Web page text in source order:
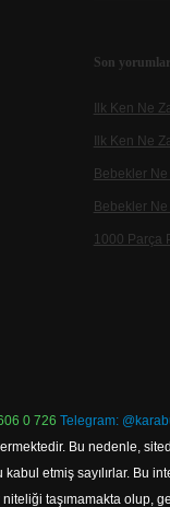
Son yorumlar
Ilk Ken Ne
Ilk Ken Ne
Bebekler
Bebekler
1000 Parça
0 726 Telegram:
Bu nedenle,
etmiş sayılırlar. Bu
taşımamakta olup,